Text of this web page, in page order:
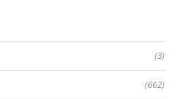
(3)
(662)